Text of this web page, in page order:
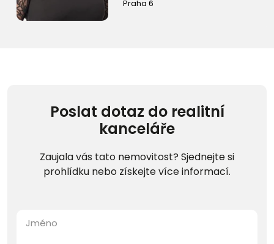
Praha 6
Poslat dotaz do realitní
kanceláře
Zaujala vás tato nemovitost? Sjednejte si
prohlídku nebo získejte více informací.
Jméno